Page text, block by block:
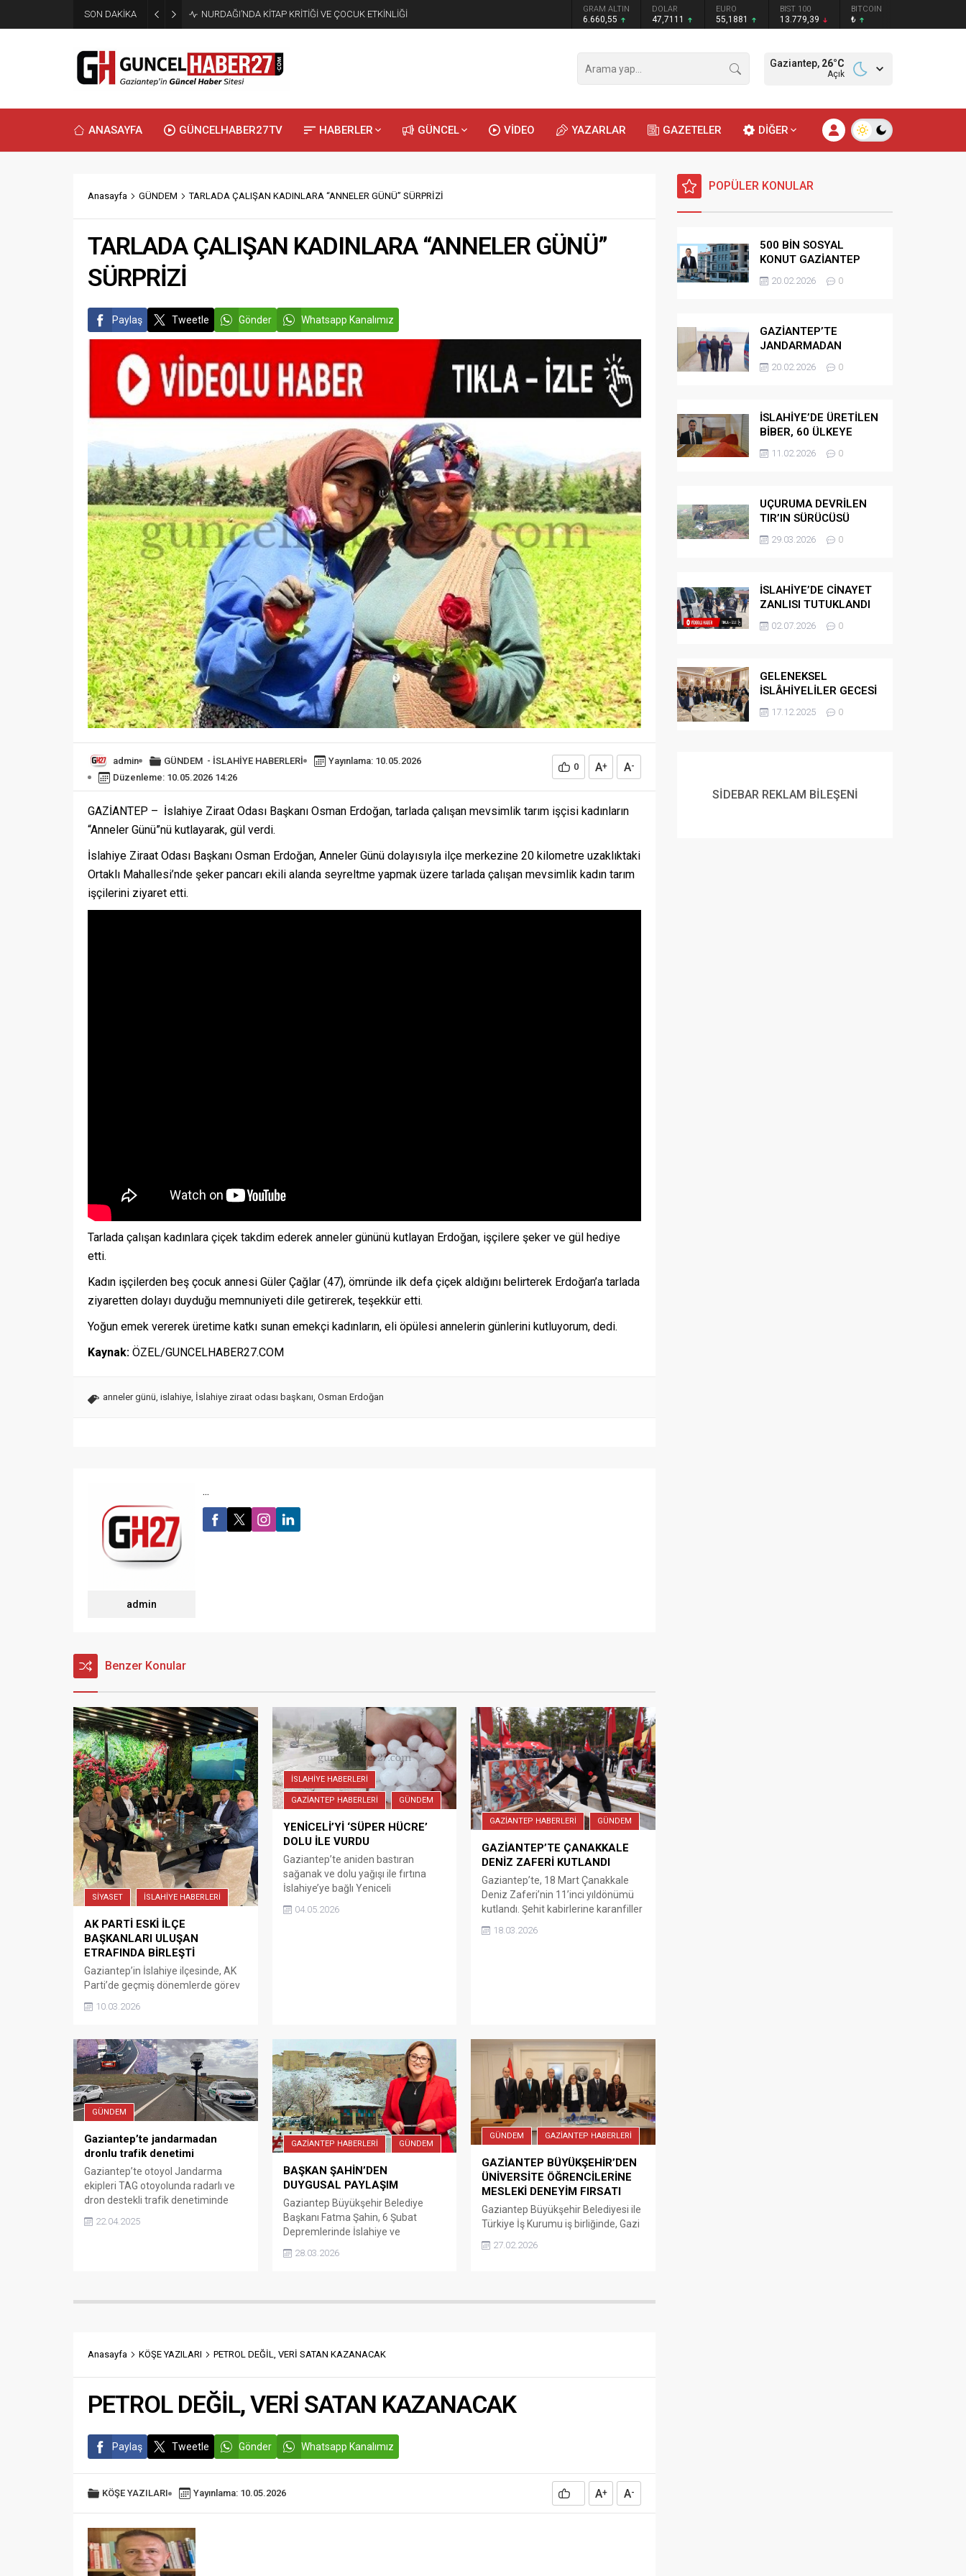
SON DAKİKA NURDAĞI’NDA KİTAP KRİTİĞİ VE ÇOCUK ETKİNLİĞİ GRAM ALTIN
6.660,55
DOLAR
47,7111
EURO
55,1881
BIST 100
13.779,39
BITCOIN
₺
Gaziantep, 26°C
Açık
ANASAYFA GÜNCELHABER27TV HABERLER GÜNCEL VİDEO YAZARLAR GAZETELER DİĞER
Anasayfa GÜNDEM TARLADA ÇALIŞAN KADINLARA “ANNELER GÜNÜ” SÜRPRİZİ
TARLADA ÇALIŞAN KADINLARA “ANNELER GÜNÜ”
SÜRPRİZİ
Paylaş Tweetle Gönder Whatsapp Kanalımız
admin GÜNDEM - İSLAHİYE HABERLERİ
Yayınlama: 10.05.2026
Düzenleme: 10.05.2026 14:26
0 A+ A-
GAZİANTEP – İslahiye Ziraat Odası Başkanı Osman Erdoğan, tarlada çalışan mevsimlik tarım işçisi kadınların
“Anneler Günü”nü kutlayarak, gül verdi.
İslahiye Ziraat Odası Başkanı Osman Erdoğan, Anneler Günü dolayısıyla ilçe merkezine 20 kilometre uzaklıktaki
Ortaklı Mahallesi’nde şeker pancarı ekili alanda seyreltme yapmak üzere tarlada çalışan mevsimlik kadın tarım
işçilerini ziyaret etti.
Tarlada çalışan kadınlara çiçek takdim ederek anneler gününü kutlayan Erdoğan, işçilere şeker ve gül hediye
etti.
Kadın işçilerden beş çocuk annesi Güler Çağlar (47), ömründe ilk defa çiçek aldığını belirterek Erdoğan’a tarlada
ziyaretten dolayı duyduğu memnuniyeti dile getirerek, teşekkür etti.
Yoğun emek vererek üretime katkı sunan emekçi kadınların, eli öpülesi annelerin günlerini kutluyorum, dedi.
Kaynak: ÖZEL/GUNCELHABER27.COM
anneler günü islahiye İslahiye ziraat odası başkanı Osman Erdoğan
admin
...
Benzer Konular
SİYASET İSLAHİYE HABERLERİ
AK PARTİ ESKİ İLÇE
BAŞKANLARI ULUŞAN
ETRAFINDA BİRLEŞTİ
Gaziantep’in İslahiye ilçesinde, AK
Parti’de geçmiş dönemlerde görev
Başkanı Reşit Uluşan etrafında bir
mesajı verdi. İş insanı ve eski AK
Parti İlçe Başkanı Şaban Doğan’ın
ofisinde gerçekleştirilen buluşmaya,
önceki dönem ilçe başkanları Ali
Korkmaz, İbrahim Erdoğan ve
Mehmet Arslan ile...
10.03.2026
İSLAHİYE HABERLERİ
GAZİANTEP HABERLERİ GÜNDEM
YENİCELİ’Yİ ‘SÜPER HÜCRE’
DOLU İLE VURDU
Gaziantep’te aniden bastıran
sağanak ve dolu yağışı ile fırtına
İslahiye’ye bağlı Yeniceli
Gaziantep’te dün öğleden sonra
04.05.2026
GAZİANTEP HABERLERİ GÜNDEM
GAZİANTEP’TE ÇANAKKALE
DENİZ ZAFERİ KUTLANDI
Gaziantep’te, 18 Mart Çanakkale
Deniz Zaferi’nin 11’inci yıldönümü
kutlandı. Şehit kabirlerine karanfiller
Gaziantep’te, 18 Mart Çanakkale
Şahinbey Belediye Başkanı Mehmet
Tahmazoğlu, İl Emniyet Müdürü...
18.03.2026
GÜNDEM
Gaziantep’te jandarmadan
dronlu trafik denetimi
Gaziantep’te otoyol Jandarma
ekipleri TAG otoyolunda radarlı ve
dron destekli trafik denetiminde
kurallara uymayan 63 araca ceza
kesildi.
22.04.2025
GAZİANTEP HABERLERİ GÜNDEM
BAŞKAN ŞAHİN’DEN
DUYGUSAL PAYLAŞIM
Gaziantep Büyükşehir Belediye
Başkanı Fatma Şahin, 6 Şubat
Depremlerinde İslahiye ve
Nurdağı’nda öyle büyük acılar
yaşıyordukki Gaziantep Kalesini 45
Şahin, Kahramanmaraş merkezli 6
yaşadığını belirtti. Şahin, Sosyal
medya hasabında yaptığı duygusal
paylaşımında; İslahiye’de,...
28.03.2026
GÜNDEM GAZİANTEP HABERLERİ
GAZİANTEP BÜYÜKŞEHİR’DEN
ÜNİVERSİTE ÖĞRENCİLERİNE
MESLEKİ DENEYİM FIRSATI
Gaziantep Büyükşehir Belediyesi ile
Türkiye İş Kurumu iş birliğinde, Gazi
Uyum Programı için tüm paydaş
27.02.2026
Anasayfa KÖŞE YAZILARI PETROL DEĞİL, VERİ SATAN KAZANACAK
PETROL DEĞİL, VERİ SATAN KAZANACAK
Paylaş Tweetle Gönder Whatsapp Kanalımız
KÖŞE YAZILARI Yayınlama: 10.05.2026 A+ A-
POPÜLER KONULAR
500 BİN SOSYAL
KONUT GAZİANTEP
HAK SAHİPLİĞİ
BELİRLEME KURASI-
20.02.2026 0
GAZİANTEP’TE
JANDARMADAN
GÖÇMEN
KAÇAKÇILARINA
20.02.2026 0
İSLAHİYE’DE ÜRETİLEN
BİBER, 60 ÜLKEYE
İHRAÇ EDİLİYOR
11.02.2026 0
UÇURUMA DEVRİLEN
TIR’IN SÜRÜCÜSÜ
HAYATINI KAYBETTİ
29.03.2026 0
İSLAHİYE’DE CİNAYET
ZANLISI TUTUKLANDI
02.07.2026 0
GELENEKSEL
İSLÂHİYELİLER GECESİ
DÜZENLENDİ
17.12.2025 0
SİDEBAR REKLAM BİLEŞENİ